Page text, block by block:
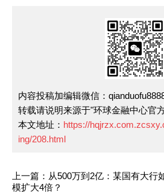
内容投稿加编辑微信：
转载请说明来源于"环球金融中心官
本文地址： https://
ing/208.html
上一篇：从500万到2亿：某国有大行
模扩大4倍？